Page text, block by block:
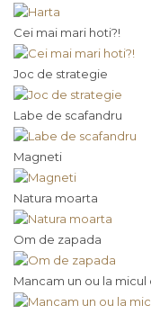
Cei mai mari hoti?!
Joc de strategie
Labe de scafandru
Magneti
Natura moarta
Om de zapada
Mancam un ou la micul